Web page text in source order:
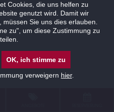
Cookies, die uns helfen zu
genutzt wird. Damit wir
Sie uns dies erlauben.
zu", um diese Zustimmung zu
OK, ich stimme zu
verweigern hier.